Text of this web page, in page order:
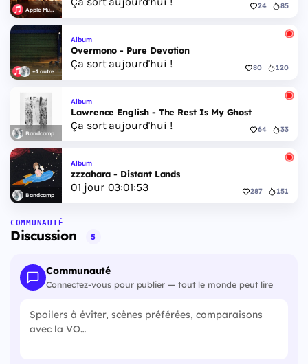
Apple Music 24 85
+1 autre
Album
Overmono - Pure Devotion
Ça sort aujourd'hui ! 80 120
Bandcamp
Album
Lawrence English - The Rest Is My Ghost
Ça sort aujourd'hui ! 64 33
Bandcamp
Album
zzzahara - Distant Lands
01 jour 03:01:52 287 151
COMMUNAUTÉ
Discussion 5
Communauté
Connectez-vous pour publier — tout le monde peut lire